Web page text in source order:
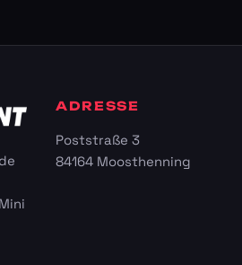
ADRESSE
Poststraße 3
84164 Moosthenning